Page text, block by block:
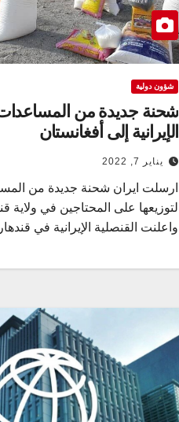
شؤون دولية
شحنة جديدة من المساعدات
الإيرانية إلى أفغانستان
يناير 7, 2022
ارسلت ايران شحنة جديدة من
لتوزيعها على المحتاجين في ولاية
واعلنت القنصلية الإيرانية في